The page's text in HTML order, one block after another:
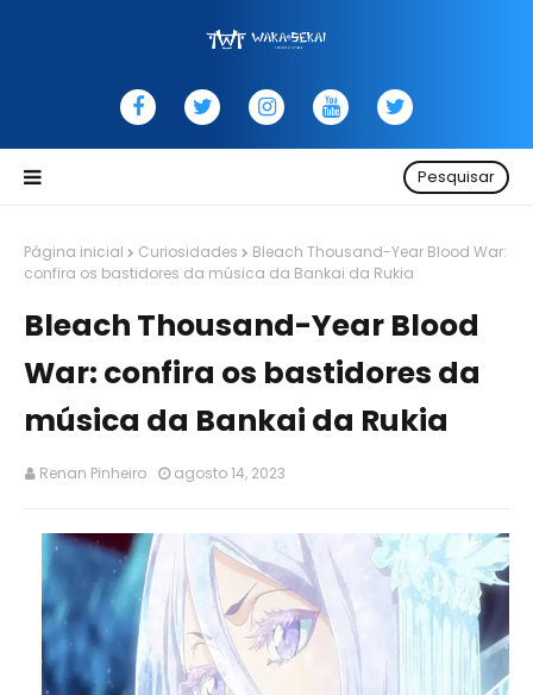
Pesquisar
Página inicial Curiosidades
Bleach Thousand-Year Blood War:
confira os bastidores da música da Bankai da Rukia
Bleach Thousand-Year Blood
War: confira os bastidores da
música da Bankai da Rukia
Renan Pinheiro agosto 14, 2023